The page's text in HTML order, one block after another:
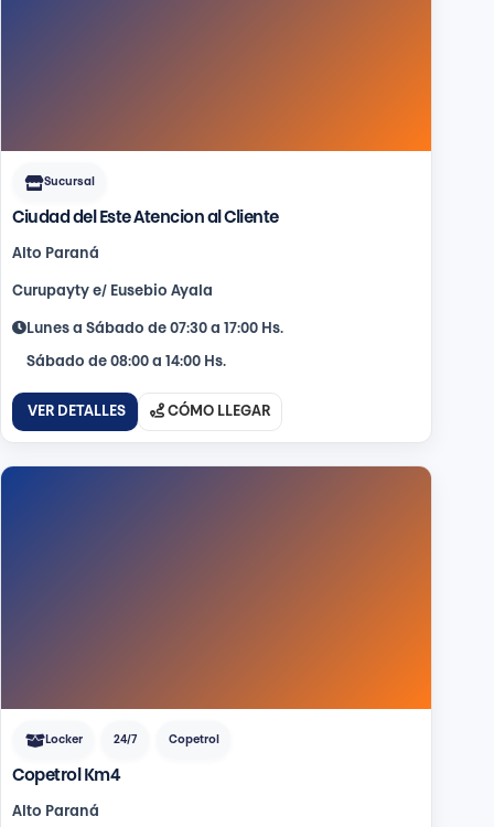
Sucursal
Ciudad del Este Atencion al Cliente
Alto Paraná
Curupayty e/ Eusebio Ayala
Lunes a Sábado de 07:30 a 17:00 Hs.
Sábado de 08:00 a 14:00 Hs.
VER DETALLES CÓMO LLEGAR
Locker 24/7 Copetrol
Copetrol Km4
Alto Paraná